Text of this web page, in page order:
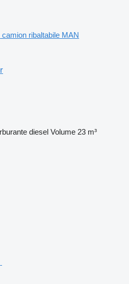
camion ribaltabile MAN
diesel Volume 23 m³